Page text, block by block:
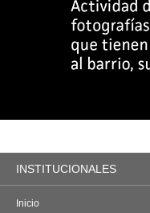
INSTITUCIONALES
Inicio